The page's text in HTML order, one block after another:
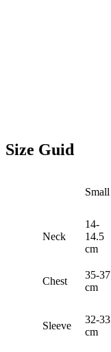
Size Guid
Small
Neck
14-
14.5
cm
Chest
35-37
cm
Sleeve
32-33
cm